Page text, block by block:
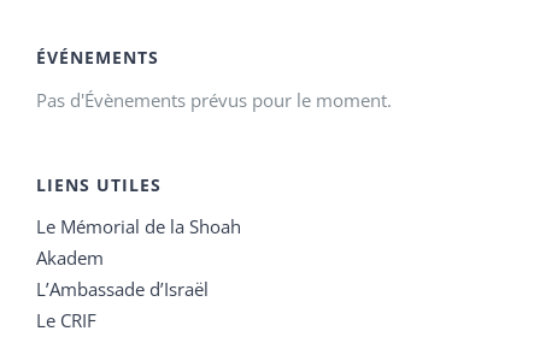
ÉVÉNEMENTS
Pas d'Évènements prévus pour le moment.
LIENS UTILES
Le Mémorial de la Shoah
Akadem
L’Ambassade d’Israël
Le CRIF